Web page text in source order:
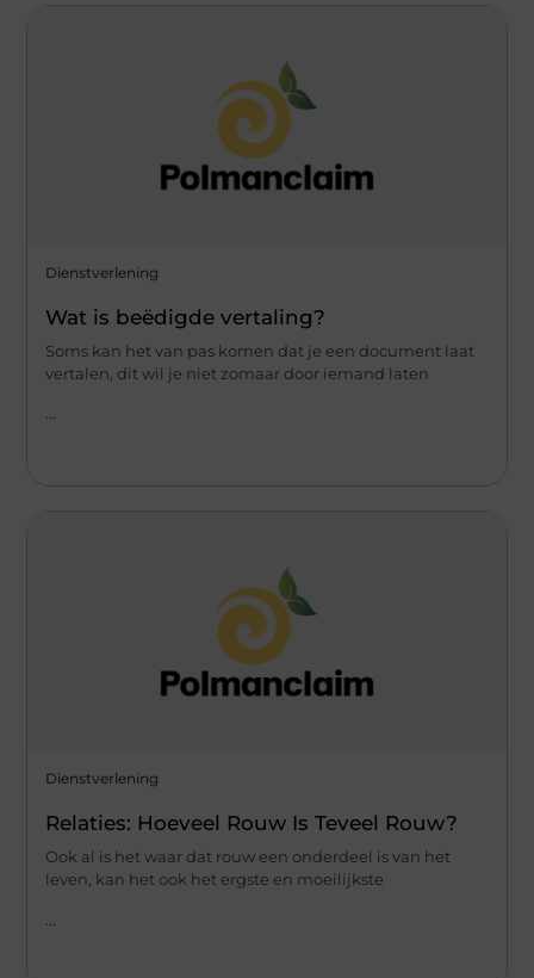
Dienstverlening
Wat is beëdigde vertaling?
Soms kan het van pas komen dat je een document laat
vertalen, dit wil je niet zomaar door iemand laten
...
Dienstverlening
Relaties: Hoeveel Rouw Is Teveel Rouw?
Ook al is het waar dat rouw een onderdeel is van het
leven, kan het ook het ergste en moeilijkste